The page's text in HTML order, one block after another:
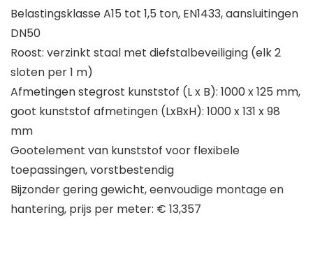
Belastingsklasse A15 tot 1,5 ton, EN1433, aansluitingen
DN50
Roost: verzinkt staal met diefstalbeveiliging (elk 2
sloten per 1 m)
Afmetingen stegrost kunststof (L x B): 1000 x 125 mm,
goot kunststof afmetingen (LxBxH): 1000 x 131 x 98
mm
Gootelement van kunststof voor flexibele
toepassingen, vorstbestendig
Bijzonder gering gewicht, eenvoudige montage en
hantering, prijs per meter: € 13,357